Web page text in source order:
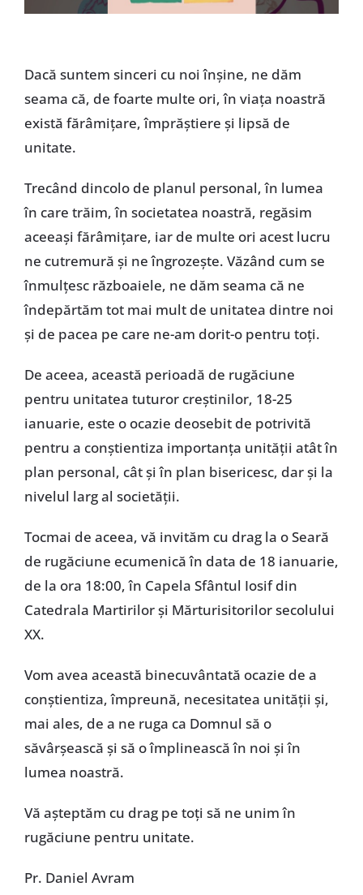
Dacă suntem sinceri cu noi înșine, ne dăm
seama că, de foarte multe ori, în viața noastră
există fărâmițare, împrăștiere și lipsă de
unitate.
Trecând dincolo de planul personal, în lumea
în care trăim, în societatea noastră, regăsim
aceeași fărâmițare, iar de multe ori acest lucru
ne cutremură și ne îngrozește. Văzând cum se
înmulțesc războaiele, ne dăm seama că ne
îndepărtăm tot mai mult de unitatea dintre noi
și de pacea pe care ne-am dorit-o pentru toți.
De aceea, această perioadă de rugăciune
pentru unitatea tuturor creștinilor, 18-25
ianuarie, este o ocazie deosebit de potrivită
pentru a conștientiza importanța unității atât în
plan personal, cât și în plan bisericesc, dar și la
nivelul larg al societății.
Tocmai de aceea, vă invităm cu drag la o Seară
de rugăciune ecumenică în data de 18 ianuarie,
de la ora 18:00, în Capela Sfântul Iosif din
Catedrala Martirilor și Mărturisitorilor secolului
XX.
Vom avea această binecuvântată ocazie de a
conștientiza, împreună, necesitatea unității și,
mai ales, de a ne ruga ca Domnul să o
săvârșească și să o împlinească în noi și în
lumea noastră.
Vă așteptăm cu drag pe toți să ne unim în
rugăciune pentru unitate.
Pr. Daniel Avram